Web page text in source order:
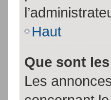
Haut
Que sont
Les